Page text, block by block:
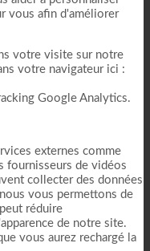
vous afin d'améliorer
votre visite sur notre
votre navigateur ici :
Google Analytics.
externes comme
fournisseurs de vidéos
collecter des données
vous permettons de
réduire
de notre site.
vous aurez rechargé la